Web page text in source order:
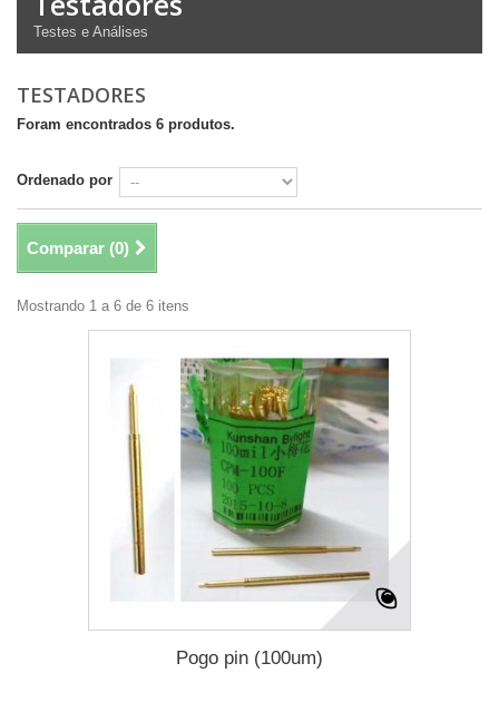
Testes e Análises
TESTADORES
Foram encontrados 6 produtos.
Ordenado por
Comparar (0)
Mostrando 1 a 6 de 6 itens
Pogo pin (100um)